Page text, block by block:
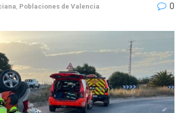
Poblaciones de Valencia 0